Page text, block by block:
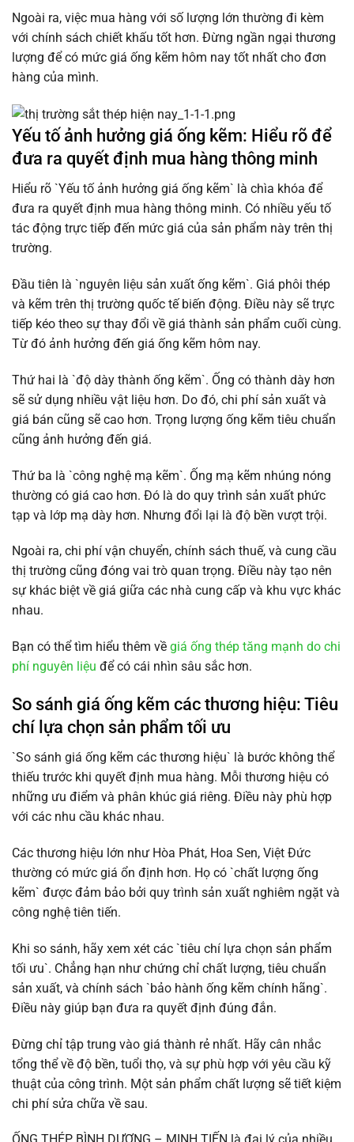
Ngoài ra, việc mua hàng với số lượng lớn thường đi kèm
với chính sách chiết khấu tốt hơn. Đừng ngần ngại thương
lượng để có mức giá ống kẽm hôm nay tốt nhất cho đơn
hàng của mình.
Yếu tố ảnh hưởng giá ống kẽm: Hiểu rõ để
đưa ra quyết định mua hàng thông minh
Hiểu rõ `Yếu tố ảnh hưởng giá ống kẽm` là chìa khóa để
đưa ra quyết định mua hàng thông minh. Có nhiều yếu tố
tác động trực tiếp đến mức giá của sản phẩm này trên thị
trường.
Đầu tiên là `nguyên liệu sản xuất ống kẽm`. Giá phôi thép
và kẽm trên thị trường quốc tế biến động. Điều này sẽ trực
tiếp kéo theo sự thay đổi về giá thành sản phẩm cuối cùng.
Từ đó ảnh hưởng đến giá ống kẽm hôm nay.
Thứ hai là `độ dày thành ống kẽm`. Ống có thành dày hơn
sẽ sử dụng nhiều vật liệu hơn. Do đó, chi phí sản xuất và
giá bán cũng sẽ cao hơn. Trọng lượng ống kẽm tiêu chuẩn
cũng ảnh hưởng đến giá.
Thứ ba là `công nghệ mạ kẽm`. Ống mạ kẽm nhúng nóng
thường có giá cao hơn. Đó là do quy trình sản xuất phức
tạp và lớp mạ dày hơn. Nhưng đổi lại là độ bền vượt trội.
Ngoài ra, chi phí vận chuyển, chính sách thuế, và cung cầu
thị trường cũng đóng vai trò quan trọng. Điều này tạo nên
sự khác biệt về giá giữa các nhà cung cấp và khu vực khác
nhau.
Bạn có thể tìm hiểu thêm về giá ống thép tăng mạnh do chi
phí nguyên liệu để có cái nhìn sâu sắc hơn.
So sánh giá ống kẽm các thương hiệu: Tiêu
chí lựa chọn sản phẩm tối ưu
`So sánh giá ống kẽm các thương hiệu` là bước không thể
thiếu trước khi quyết định mua hàng. Mỗi thương hiệu có
những ưu điểm và phân khúc giá riêng. Điều này phù hợp
với các nhu cầu khác nhau.
Các thương hiệu lớn như Hòa Phát, Hoa Sen, Việt Đức
thường có mức giá ổn định hơn. Họ có `chất lượng ống
kẽm` được đảm bảo bởi quy trình sản xuất nghiêm ngặt và
công nghệ tiên tiến.
Khi so sánh, hãy xem xét các `tiêu chí lựa chọn sản phẩm
tối ưu`. Chẳng hạn như chứng chỉ chất lượng, tiêu chuẩn
sản xuất, và chính sách `bảo hành ống kẽm chính hãng`.
Điều này giúp bạn đưa ra quyết định đúng đắn.
Đừng chỉ tập trung vào giá thành rẻ nhất. Hãy cân nhắc
tổng thể về độ bền, tuổi thọ, và sự phù hợp với yêu cầu kỹ
thuật của công trình. Một sản phẩm chất lượng sẽ tiết kiệm
chi phí sửa chữa về sau.